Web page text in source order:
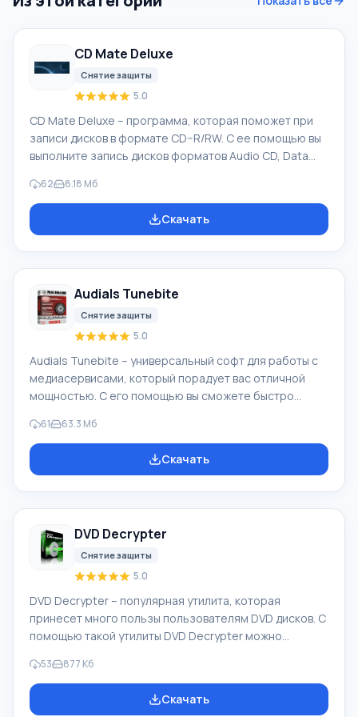
CD Mate Deluxe
Снятие защиты
5.0
CD Mate Deluxe – программа, которая поможет при
записи дисков в формате CD–R/RW. С ее помощью вы
выполните запись дисков форматов Audio CD, Data
приложения вы быстро создадите загрузочные диски
(исключением является Mixed Mode Bootable CD) и
выполните копирование CD 1:1. Программа имеет
защиты буфера, калибровка лазера в приводе,
62 8.18 Мб
Скачать
Audials Tunebite
Снятие защиты
5.0
Audials Tunebite – универсальный софт для работы с
медиасервисами, который порадует вас отличной
мощностью. С его помощью вы сможете быстро
защищенных от записи DVD/CD дисков.
Дополнительно выполняется и копирование
аудиокниг. Софт обладает обширными
клиентских приложений или из браузера. Драйверы
звуковой карты имеют особую спе
61 63.3 Мб
Скачать
DVD Decrypter
Снятие защиты
5.0
DVD Decrypter – популярная утилита, которая
принесет много пользы пользователям DVD дисков. С
помощью такой утилиты DVD Decrypter можно
перезапись. Таким образом, все содержимое диска
будет перезаписано на жесткий диск персонального
компьютера. Заметьте, что носитель примет вид
53 877 Кб
Скачать